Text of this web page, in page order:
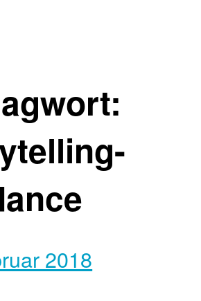
2018